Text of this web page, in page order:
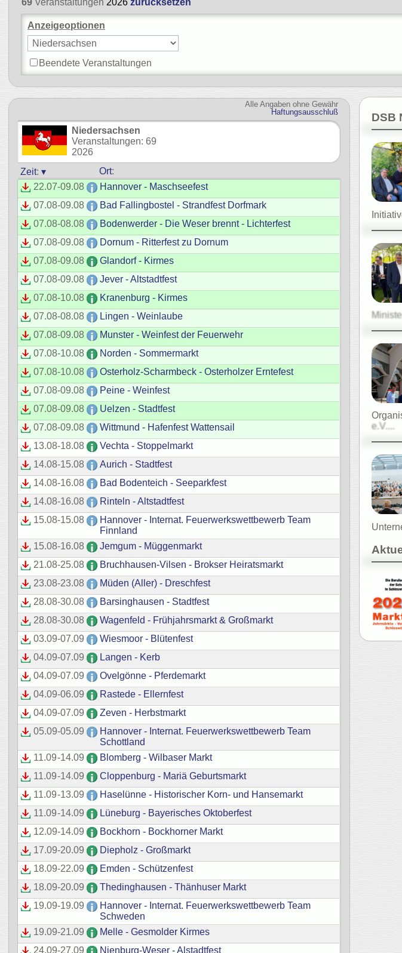
Anzeigeoptionen
Beendete Veranstaltungen
Alle Angaben ohne Gewähr
Haftungsausschluß
Niedersachsen
Veranstaltungen: 69
2026
Zeit: ▾ Ort:
22.07-09.08
Hannover - Maschseefest
07.08-09.08
Bad Fallingbostel - Strandfest Dorfmark
07.08-08.08
Bodenwerder - Die Weser brennt - Lichterfest
07.08-09.08
Dornum - Ritterfest zu Dornum
07.08-09.08
Glandorf - Kirmes
07.08-09.08
Jever - Altstadtfest
07.08-10.08
Kranenburg - Kirmes
07.08-08.08
Lingen - Weinlaube
07.08-09.08
Munster - Weinfest der Feuerwehr
07.08-10.08
Norden - Sommermarkt
07.08-10.08
Osterholz-Scharmbeck - Osterholzer Erntefest
07.08-09.08
Peine - Weinfest
07.08-09.08
Uelzen - Stadtfest
07.08-09.08
Wittmund - Hafenfest Wattensail
13.08-18.08
Vechta - Stoppelmarkt
14.08-15.08
Aurich - Stadtfest
14.08-16.08
Bad Bodenteich - Seeparkfest
14.08-16.08
Rinteln - Altstadtfest
15.08-15.08
Hannover - Internat. Feuerwerkswettbewerb Team
Finnland
15.08-16.08
Jemgum - Müggenmarkt
21.08-25.08
Bruchhausen-Vilsen - Brokser Heiratsmarkt
23.08-23.08
Müden (Aller) - Dreschfest
28.08-30.08
Barsinghausen - Stadtfest
28.08-30.08
Wagenfeld - Frühjahrsmarkt & Großmarkt
03.09-07.09
Wiesmoor - Blütenfest
04.09-07.09
Langen - Kerb
04.09-07.09
Ovelgönne - Pferdemarkt
04.09-06.09
Rastede - Ellernfest
04.09-07.09
Zeven - Herbstmarkt
05.09-05.09
Hannover - Internat. Feuerwerkswettbewerb Team
Schottland
11.09-14.09
Blomberg - Wilbaser Markt
11.09-14.09
Cloppenburg - Mariä Geburtsmarkt
11.09-13.09
Haselünne - Historischer Korn- und Hansemarkt
11.09-14.09
Lüneburg - Bayerisches Oktoberfest
12.09-14.09
Bockhorn - Bockhorner Markt
17.09-20.09
Diepholz - Großmarkt
18.09-22.09
Emden - Schützenfest
18.09-20.09
Thedinghausen - Thänhuser Markt
19.09-19.09
Hannover - Internat. Feuerwerkswettbewerb Team
Schweden
19.09-21.09
Melle - Gesmolder Kirmes
24.09-27.09
Nienburg-Weser - Alstadtfest
DSB
e.V....